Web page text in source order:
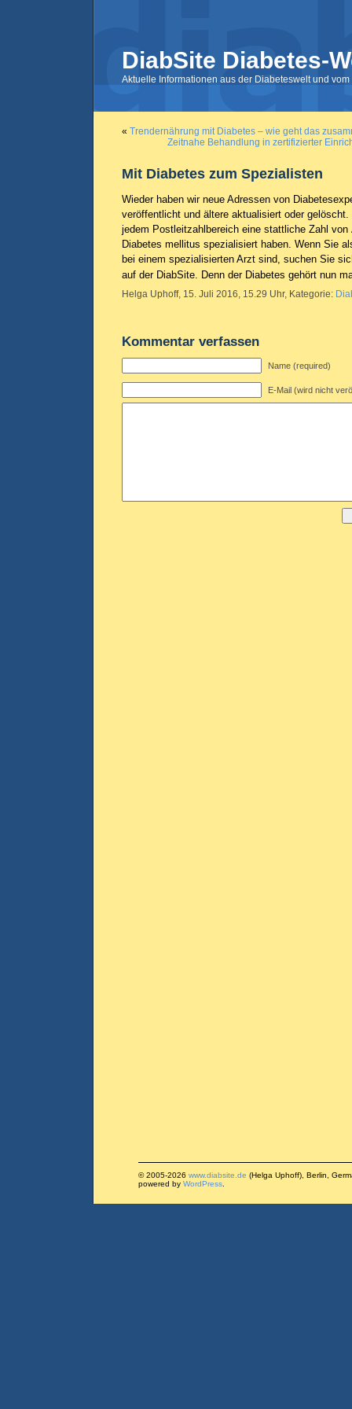
DiabSite Diabetes-
Aktuelle Informationen aus der Diabeteswelt und
« Trendernährung mit Diabetes – wie geht das
Zeitnahe Behandlung in zertifizierter
Mit Diabetes zum Spezialisten
Wieder haben wir neue Adressen von
veröffentlicht und ältere aktualisiert oder
jedem Postleitzahlbereich eine stattliche Zahl
Diabetes mellitus spezialisiert haben. Wenn Sie
bei einem spezialisierten Arzt sind, suchen Sie
auf der DiabSite. Denn der Diabetes gehört nun
Helga Uphoff, 15. Juli 2016, 15.29 Uhr, Kategorie:
Kommentar verfassen
Name (required)
E-Mail (wird nicht
© 2005-2026 www.diabsite.de (Helga Uphoff), Berlin,
powered by WordPress.